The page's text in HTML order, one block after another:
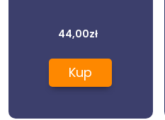
44,00zł
Kup